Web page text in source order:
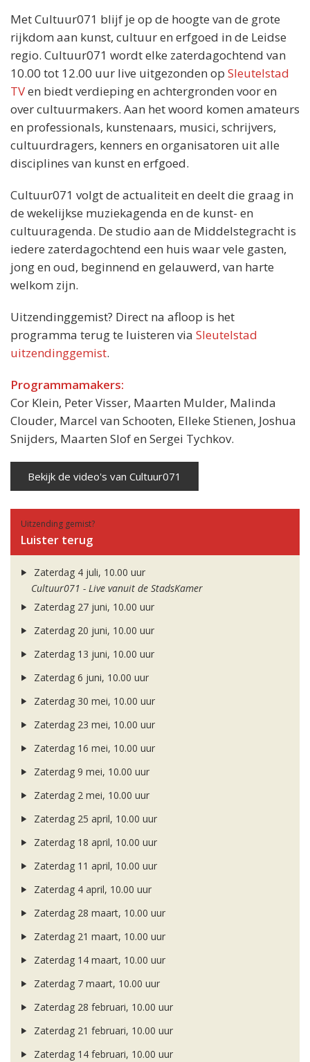
Met Cultuur071 blijf je op de hoogte van de grote
rijkdom aan kunst, cultuur en erfgoed in de Leidse
regio. Cultuur071 wordt elke zaterdagochtend van
10.00 tot 12.00 uur live uitgezonden op Sleutelstad
TVen biedt verdieping en achtergronden voor en
over cultuurmakers. Aan het woord komen amateurs
en professionals, kunstenaars, musici, schrijvers,
cultuurdragers, kenners en organisatoren uit alle
disciplines van kunst en erfgoed.
Cultuur071 volgt de actualiteit en deelt die graag in
de wekelijkse muziekagenda en de kunst- en
cultuuragenda. De studio aan de Middelstegracht is
iedere zaterdagochtend een huis waar vele gasten,
jong en oud, beginnend en gelauwerd, van harte
welkom zijn.
Uitzendinggemist? Direct na afloop is het
programma terug te luisteren via Sleutelstad
uitzendinggemist.
Programmamakers:
Cor Klein, Peter Visser, Maarten Mulder, Malinda
Clouder, Marcel van Schooten, Elleke Stienen, Joshua
Snijders, Maarten Slof en Sergei Tychkov.
Bekijk de video's van Cultuur071
Uitzending gemist?
Luister terug
Zaterdag 4 juli, 10.00 uur
Cultuur071 - Live vanuit de StadsKamer
Zaterdag 27 juni, 10.00 uur
Zaterdag 20 juni, 10.00 uur
Zaterdag 13 juni, 10.00 uur
Zaterdag 6 juni, 10.00 uur
Zaterdag 30 mei, 10.00 uur
Zaterdag 23 mei, 10.00 uur
Zaterdag 16 mei, 10.00 uur
Zaterdag 9 mei, 10.00 uur
Zaterdag 2 mei, 10.00 uur
Zaterdag 25 april, 10.00 uur
Zaterdag 18 april, 10.00 uur
Zaterdag 11 april, 10.00 uur
Zaterdag 4 april, 10.00 uur
Zaterdag 28 maart, 10.00 uur
Zaterdag 21 maart, 10.00 uur
Zaterdag 14 maart, 10.00 uur
Zaterdag 7 maart, 10.00 uur
Zaterdag 28 februari, 10.00 uur
Zaterdag 21 februari, 10.00 uur
Zaterdag 14 februari, 10.00 uur